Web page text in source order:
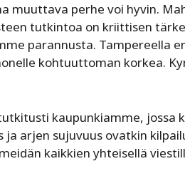
muuttava perhe voi hyvin.
tutkintoa on kriittisen
parannusta. Tampereella
kohtuuttoman korkea.
kaupunkiamme, jossa
ja arjen sujuvuus ovatkin
kaikkien yhteisellä